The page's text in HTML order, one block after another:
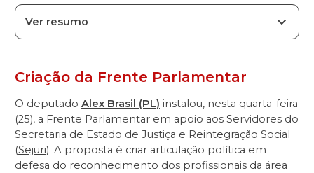
Ver resumo
Criação da Frente Parlamentar
O deputado Alex Brasil (PL) instalou, nesta quarta-feira
(25), a Frente Parlamentar em apoio aos Servidores do
Secretaria de Estado de Justiça e Reintegração Social
(Sejuri). A proposta é criar articulação política em
defesa do reconhecimento dos profissionais da área